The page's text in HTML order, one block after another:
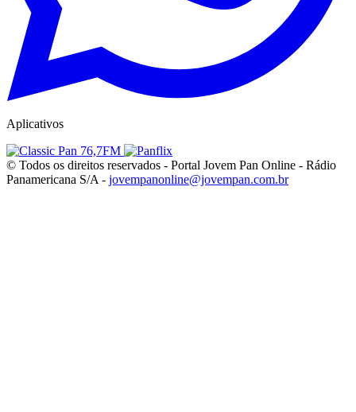
Aplicativos
© Todos os direitos reservados - Portal Jovem Pan Online - Rádio
Panamericana S/A - jovempanonline@jovempan.com.br